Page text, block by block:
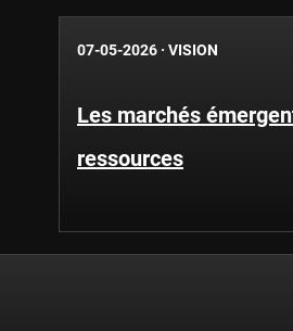
07-05-2026 · VISION
Les marchés
ressources